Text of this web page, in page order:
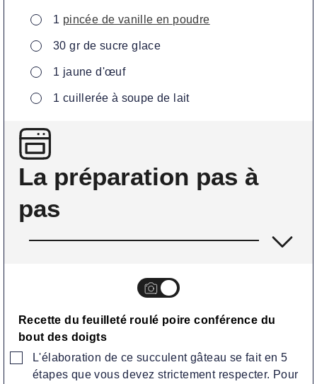
▢
1 pincée de vanille en poudre
▢
30 gr de sucre glace
▢
1 jaune d'œuf
▢
1 cuillerée à soupe de lait
La préparation pas à
pas
Recette du feuilleté roulé poire conférence du
bout des doigts
▢L'élaboration de ce succulent gâteau se fait en 5
étapes que vous devez strictement respecter. Pour